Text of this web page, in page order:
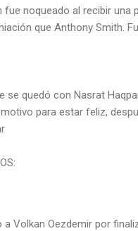
fue noqueado al recibir
que Anthony Smith.
se quedó con Nasrat
para estar feliz,
Volkan Oezdemir por